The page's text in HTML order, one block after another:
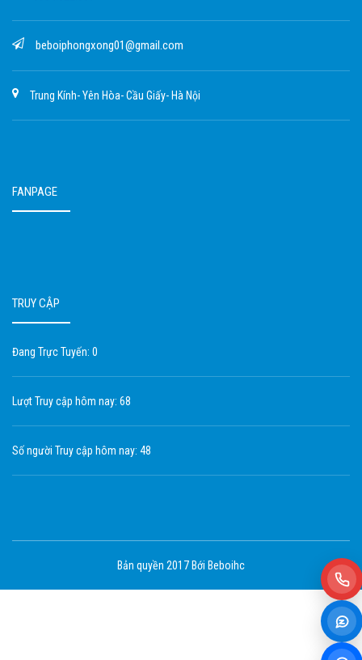
beboiphongxong01@gmail.com
Trung Kính- Yên Hòa- Cầu Giấy- Hà Nội
FANPAGE
TRUY CẬP
Đang Trực Tuyến: 0
Lượt Truy cập hôm nay: 68
Số người Truy cập hôm nay: 48
Bản quyền 2017 Bới Beboihc